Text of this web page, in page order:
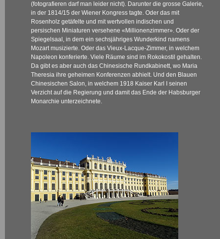
(fotografieren darf man leider nicht). Darunter die grosse Galerie,
in der 1814/15 der Wiener Kongress tagte. Oder das mit
Rosenholz getäfelte und mit wertvollen indischen und
persischen Miniaturen versehene «Millionenzimmer». Oder der
Spiegelsaal, in dem ein sechsjähriges Wunderkind namens
Mozart musizierte. Oder das Vieux-Lacque-Zimmer, in welchem
Napoleon konferierte. Viele Räume sind im Rokokostil gehalten.
Da gibt es aber auch das Chinesische Rundkabinett, wo Maria
Theresia ihre geheimen Konferenzen abhielt. Und den Blauen
Chinesischen Salon, in welchem 1918 Kaiser Karl I seinen
Verzicht auf die Regierung und damit das Ende der Habsburger
Monarchie unterzeichnete.